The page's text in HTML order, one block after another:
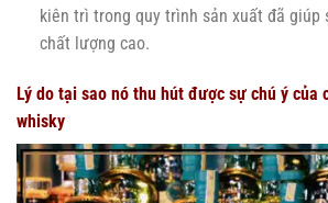
kiên trì trong quy trình sản xuất đã giúp
chất lượng cao.
Lý do tại sao nó thu hút được sự chú ý của
whisky